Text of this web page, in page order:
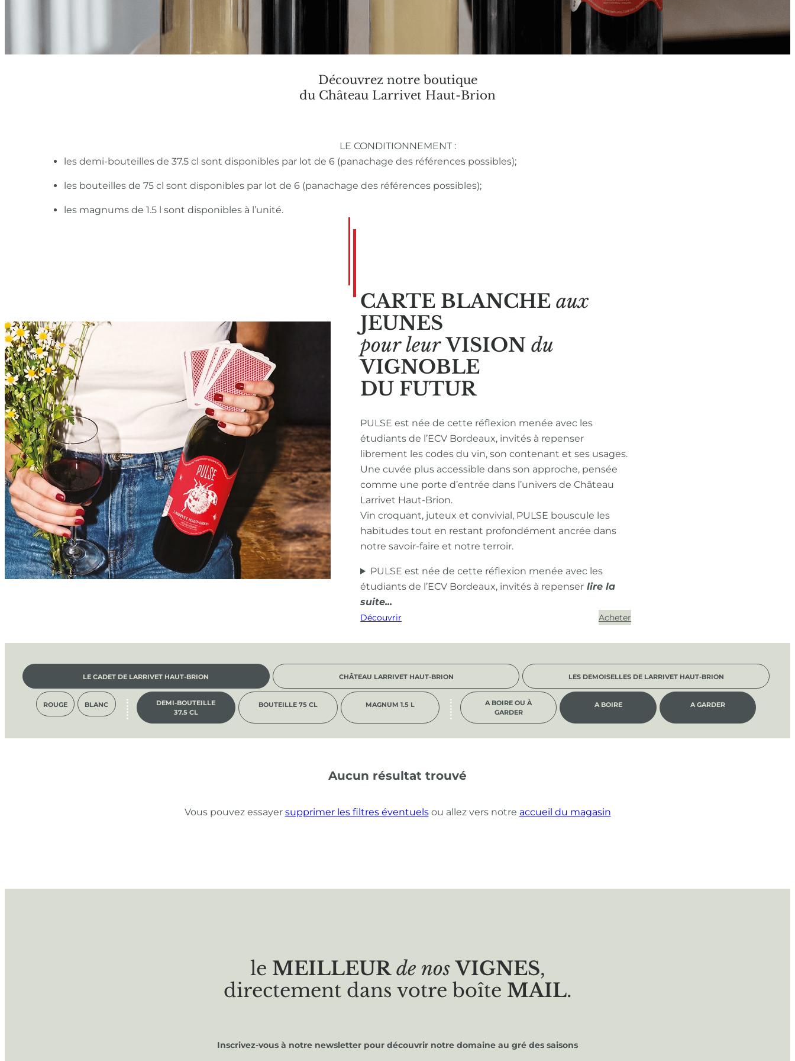
Découvrez notre boutique
du Château Larrivet Haut-Brion
LE CONDITIONNEMENT :
les demi-bouteilles de 37.5 cl sont disponibles par lot de 6 (panachage des références possibles);
les bouteilles de 75 cl sont disponibles par lot de 6 (panachage des références possibles);
les magnums de 1.5 l sont disponibles à l’unité.
CARTE BLANCHE aux
JEUNES
pour leur VISIONdu
VIGNOBLE
DU FUTUR
PULSE est née de cette réflexion menée avec les
étudiants de l’ECV Bordeaux, invités à repenser
librement les codes du vin, son contenant et ses usages.
Une cuvée plus accessible dans son approche, pensée
comme une porte d’entrée dans l’univers de Château
Larrivet Haut-Brion.
Vin croquant, juteux et convivial, PULSE bouscule les
habitudes tout en restant profondément ancrée dans
notre savoir-faire et notre terroir.
PULSE est née de cette réflexion menée avec les
étudiants de l’ECV Bordeaux, invités à repenser
Découvrir Acheter
LE CADET DE LARRIVET HAUT-BRION CHÂTEAU LARRIVET HAUT-BRION LES DEMOISELLES DE LARRIVET HAUT-BRION
ROUGE BLANC
DEMI-BOUTEILLE
37.5 CL
BOUTEILLE 75 CL MAGNUM 1.5 L
A BOIRE OU À
GARDER
A BOIRE A GARDER
Aucun résultat trouvé
Vous pouvez essayer supprimer les filtres éventuelsou allez vers notre accueil du magasin
le MEILLEUR de nos VIGNES,
directement dans votre boîte MAIL.
Inscrivez-vous à notre newsletter pour découvrir notre domaine au gré des saisons